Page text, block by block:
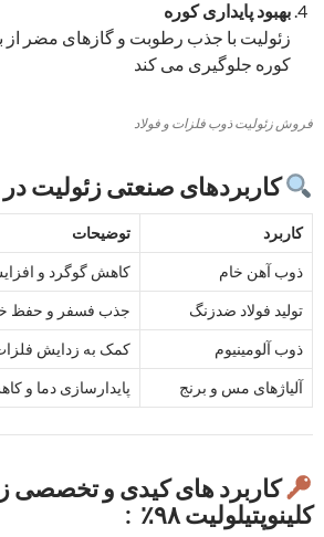
بهبود پایداری کوره
زئولیت با جذب رطوبت و گازهای مضر از
کوره جلوگیری می کند
فروش زئولیت ذوب فلزات و فولاد
کاربردهای صنعتی زئولیت
کاربرد توضیحات
ذوب آهن خام کاهش گوگرد و
تولید فولاد ضدزنگ جذب فسفر و حفظ
ذوب آلومینیوم کمک به زدایش
آلیاژهای مس و برنج پایدارسازی دما و
کاربرد های کیدی و تخصصی
کلینوپتیلولیت ۹۸٪ :